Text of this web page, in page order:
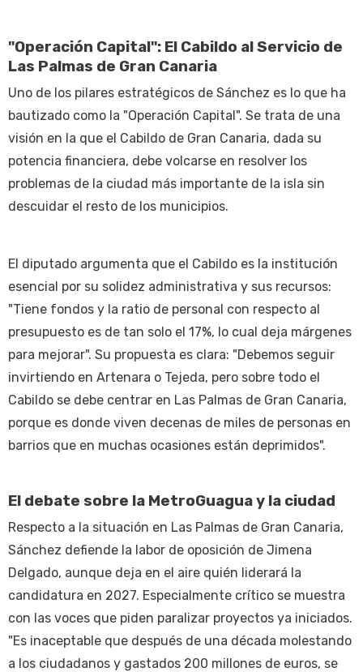
"Operación Capital": El Cabildo al Servicio de
Las Palmas de Gran Canaria
Uno de los pilares estratégicos de Sánchez es lo que ha
bautizado como la "Operación Capital". Se trata de una
visión en la que el Cabildo de Gran Canaria, dada su
potencia financiera, debe volcarse en resolver los
problemas de la ciudad más importante de la isla sin
descuidar el resto de los municipios.
El diputado argumenta que el Cabildo es la institución
esencial por su solidez administrativa y sus recursos:
"Tiene fondos y la ratio de personal con respecto al
presupuesto es de tan solo el 17%, lo cual deja márgenes
para mejorar". Su propuesta es clara: "Debemos seguir
invirtiendo en Artenara o Tejeda, pero sobre todo el
Cabildo se debe centrar en Las Palmas de Gran Canaria,
porque es donde viven decenas de miles de personas en
barrios que en muchas ocasiones están deprimidos".
El debate sobre la MetroGuagua y la ciudad
Respecto a la situación en Las Palmas de Gran Canaria,
Sánchez defiende la labor de oposición de Jimena
Delgado, aunque deja en el aire quién liderará la
candidatura en 2027. Especialmente crítico se muestra
con las voces que piden paralizar proyectos ya iniciados.
"Es inaceptable que después de una década molestando
a los ciudadanos y gastados 200 millones de euros, se